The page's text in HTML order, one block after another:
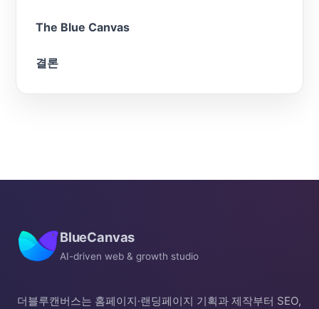
The Blue Canvas
결론
BlueCanvas
AI-driven web & growth studio
더블루캔버스는 홈페이지·랜딩페이지 기획과 제작부터 SEO,